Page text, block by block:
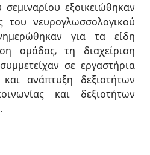
εξοικειώθηκαν
του νευρογλωσσολογικού
για τα είδη
ομάδας, τη διαχείριση
σε εργαστήρια
ανάπτυξη δεξιοτήτων
και δεξιοτήτων